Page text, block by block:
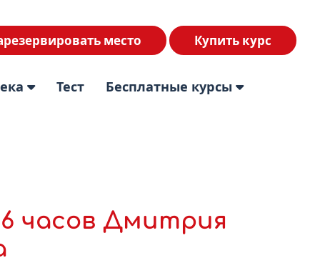
Купить курс
место
Тест Бесплатные курсы
часов Дмитрия